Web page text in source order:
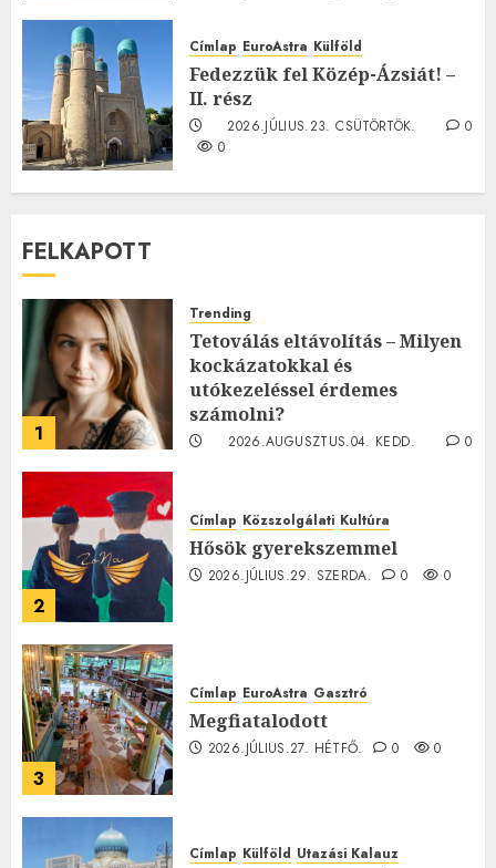
2026.JÚLIUS.23. CSÜTÖRTÖK.
0
Címlap EuroAstra Külföld
Fedezzük fel Közép-Ázsiát! –
II. rész
2026.JÚLIUS.23. CSÜTÖRTÖK.
0
0
FELKAPOTT
1
Trending
Tetoválás eltávolítás – Milyen
kockázatokkal és
utókezeléssel érdemes
számolni?
2026.AUGUSZTUS.04. KEDD.
0
2
Címlap Közszolgálati Kultúra
Hősök gyerekszemmel
2026.JÚLIUS.29. SZERDA. 0 0
3
Címlap EuroAstra Gasztró
Megfiatalodott
2026.JÚLIUS.27. HÉTFŐ. 0 0
Címlap Külföld Utazási Kalauz